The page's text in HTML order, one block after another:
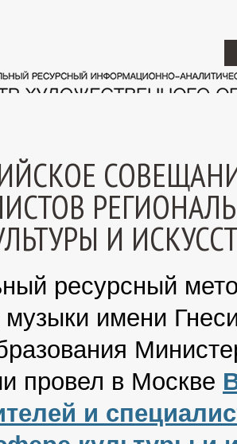
И
ресурсный
имени
провел в Москве
и